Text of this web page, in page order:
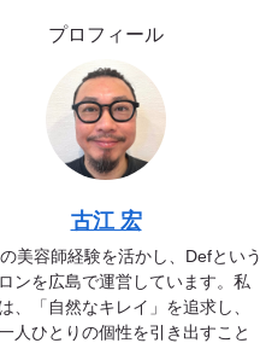
プロフィール
古江 宏
美容師経験を活かし、Defという
ンを広島で運営しています。私
、「自然なキレイ」を追求し、
人ひとりの個性を引き出すこと